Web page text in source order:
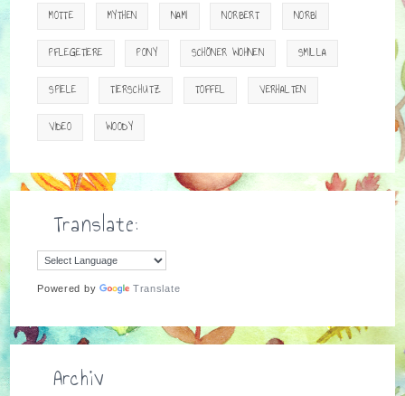
MOTTE MYTHEN NAMI NORBERT NORBI
PFLEGETIERE PONY SCHÖNER WOHNEN SMILLA
SPIELE TIERSCHUTZ TOFFEL VERHALTEN
VIDEO WOODY
Translate:
Powered by Translate
Archiv